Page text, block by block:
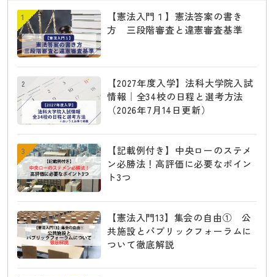
1
【憲法入門１】憲法答案の書き
方 三段階審査と違憲審査基準
2
【2027年度入学】法科大学院入試
情報｜全34校の日程と選考方法
（2026年7月14日更新）
3
【記載例付き】中央ローのステメ
ン必勝法！高評価に必要なポイン
ト3つ
【憲法入門13】集会の自由① 公
共施設とパブリックフォーラムに
ついて徹底解説